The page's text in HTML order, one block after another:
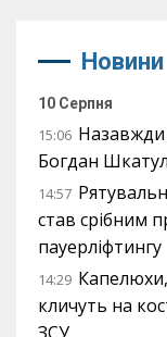
Новини
10 Серпня
15:06 Назавжди
Богдан
14:57
став срібним
пауерліфтингу
14:29 Капелюхи,
кличуть на